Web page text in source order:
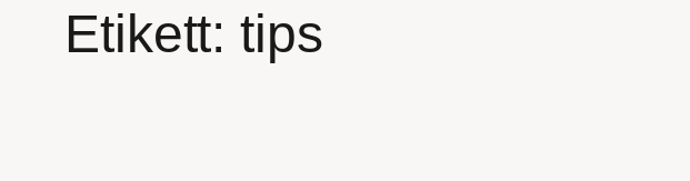
Etikett:tips